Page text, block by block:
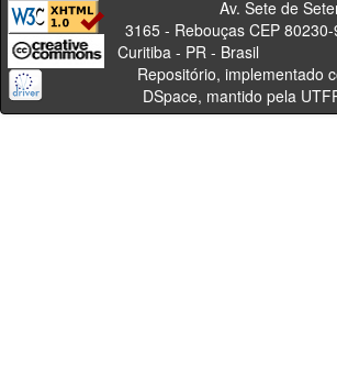
Av. Sete de
3165 - Rebouças CEP
Curitiba - PR -
Repositório, implementado
DSpace, mantido pela